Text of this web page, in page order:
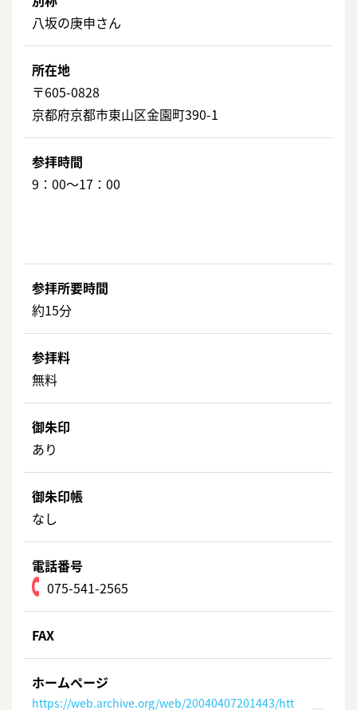
八坂の庚申さん
所在地
〒605-0828
京都府京都市東山区金園町390-1
参拝時間
9：00～17：00
参拝所要時間
約15分
参拝料
無料
御朱印
あり
御朱印帳
なし
電話番号
075-541-2565
FAX
ホームページ
https://web.archive.org/web/20040407201443/htt